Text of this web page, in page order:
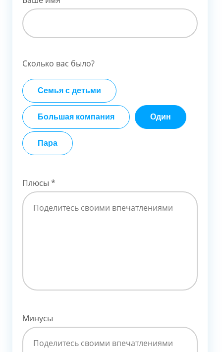
Сколько вас было?
Семья с детьми
Большая компания Один
Пара
Плюсы *
Минусы